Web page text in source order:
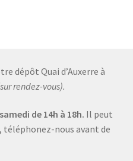
dépôt Quai d’Auxerre à
rendez-vous).
de 14h à 18h. Il peut
téléphonez-nous avant de